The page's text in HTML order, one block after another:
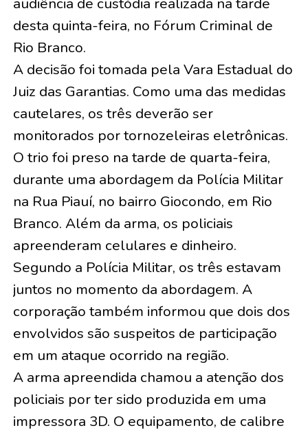
desta quinta-feira, no Fórum Criminal de
Rio Branco.
A decisão foi tomada pela Vara Estadual do
Juiz das Garantias. Como uma das medidas
cautelares, os três deverão ser
monitorados por tornozeleiras eletrônicas.
O trio foi preso na tarde de quarta-feira,
durante uma abordagem da Polícia Militar
na Rua Piauí, no bairro Giocondo, em Rio
Branco. Além da arma, os policiais
apreenderam celulares e dinheiro.
Segundo a Polícia Militar, os três estavam
juntos no momento da abordagem. A
corporação também informou que dois dos
envolvidos são suspeitos de participação
em um ataque ocorrido na região.
A arma apreendida chamou a atenção dos
policiais por ter sido produzida em uma
impressora 3D. O equipamento, de calibre